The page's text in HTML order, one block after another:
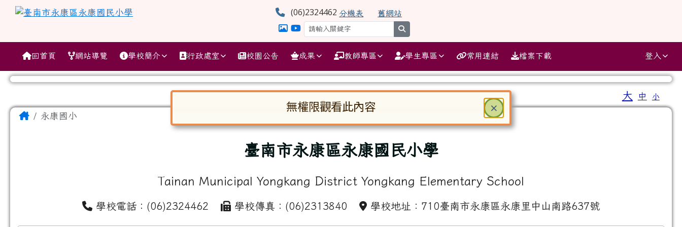
跳至主內容區
臺南市永康區永康國民小學 (06)2324462 分機表 舊網站
導覽列
回首頁 網站導覽 學校簡介 行政處室 校園公告 成果 教師專區 學生專區 常用連結 檔案下載 登入
⏸
大 中 小
主內容區域
Home永康國小
臺南市永康區永康國民小學
Tainan Municipal Yongkang District Yongkang Elementary School
學校電話：(06)2324462 學校傳真：(06)2313840 學校地址：710臺南市永康區永康里中山南路637號
頁尾區域
× 關閉
無權限觀看此內容
對話框已開啟。請使用 Tab 鍵在選項間移動焦點。按下 Enter 鍵或空白鍵確認，按下 Escape 鍵關閉